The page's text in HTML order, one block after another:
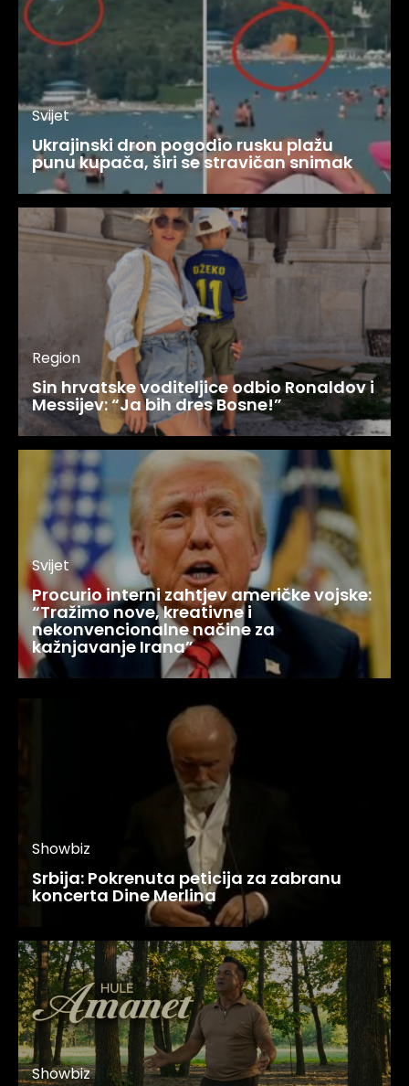
Svijet
Ukrajinski dron pogodio rusku plažu
punu kupača, širi se stravičan snimak
Region
Sin hrvatske voditeljice odbio Ronaldov i
Messijev: “Ja bih dres Bosne!”
Svijet
Procurio interni zahtjev američke vojske:
“Tražimo nove, kreativne i
nekonvencionalne načine za
kažnjavanje Irana”
Showbiz
Srbija: Pokrenuta peticija za zabranu
koncerta Dine Merlina
Showbiz